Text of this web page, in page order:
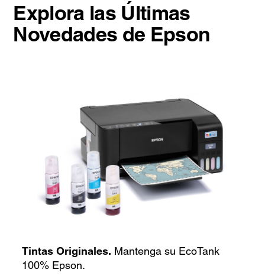
Explora las Últimas
Novedades de Epson
Tintas Originales. Mantenga su EcoTank
100% Epson.